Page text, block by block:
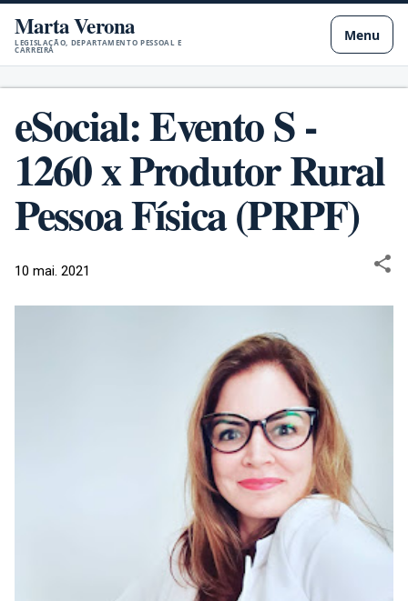
Pular para o conteúdo principal
Marta Verona
LEGISLAÇÃO, DEPARTAMENTO PESSOAL E
CARREIRA
Menu
eSocial: Evento S -
1260 x Produtor Rural
Pessoa Física (PRPF)
10 mai. 2021